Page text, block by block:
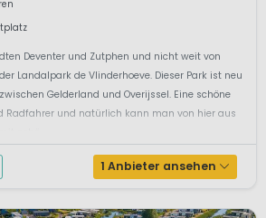
Deventer und Zutphen und nicht weit von
Landalpark de Vlinderhoeve. Dieser Park ist neu
Gelderland und Overijssel. Eine schöne
Radfahrer und natürlich kann man von hier aus
1 Anbieter ansehen